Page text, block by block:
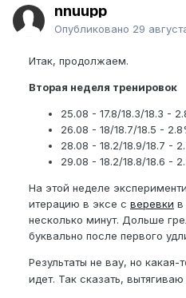
Поделал
Заказал и уже
Пострадал с
Начал MGVP и уже
тренировки.
Графиквозьму 2/1+2/2.
nickotine
Результаты планирую
каждую неделю, чтобы не
комментариям.
Первая неделя
nnuupp
Опубликовано 29
Итак, продолжаем.
Вторая неделя тренировок
25.08 - 17.8/18.3/18.3 -
26.08 - 18/18.7/18.5 -
28.08 - 18.2/18.9/18.7 -
29.08 - 18.2/18.8/18.6 -
На этой неделе
итерацию в эксе с веревки в
несколько минут. Дольше
буквально после первого
Результаты не вау, но
идет. Так сказать,